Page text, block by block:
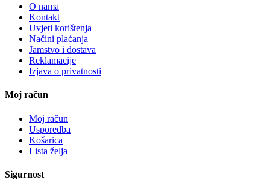
O nama
Kontakt
Uvjeti korištenja
Načini plaćanja
Jamstvo i dostava
Reklamacije
Izjava o privatnosti
Moj račun
Moj račun
Usporedba
Košarica
Lista želja
Sigurnost